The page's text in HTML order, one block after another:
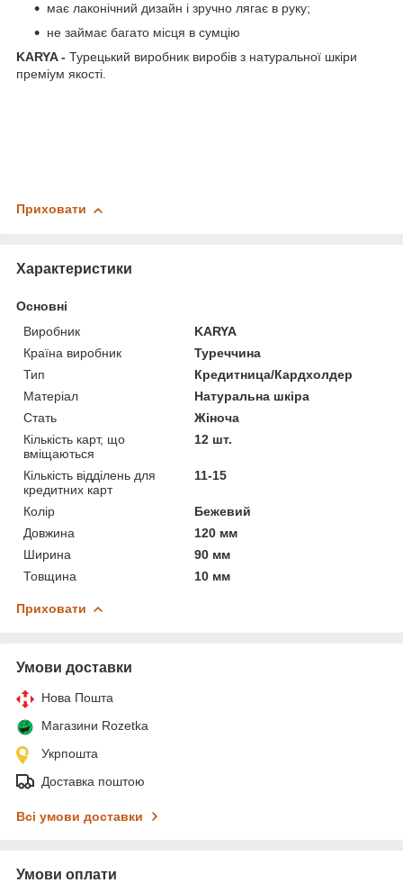
має лаконічний дизайн і зручно лягає в руку;
не займає багато місця в сумцію
KARYA- Турецький виробник виробів з натуральної шкіри
преміум якості.
Приховати
Характеристики
Основні
Виробник
KARYA
Країна виробник
Туреччина
Тип
Кредитница/Кардхолдер
Матеріал
Натуральна шкіра
Стать
Жіноча
Кількість карт, що
вміщаються
12 шт.
Кількість відділень для
кредитних карт
11-15
Колір
Бежевий
Довжина
120 мм
Ширина
90 мм
Товщина
10 мм
Приховати
Умови доставки
Нова Пошта
Магазини Rozetka
Укрпошта
Доставка поштою
Всі умови доставки
Умови оплати